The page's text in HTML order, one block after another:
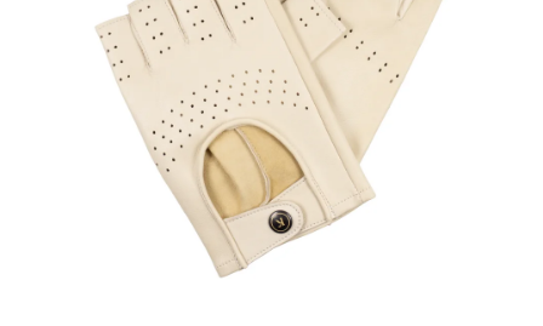
hviezdičiek.